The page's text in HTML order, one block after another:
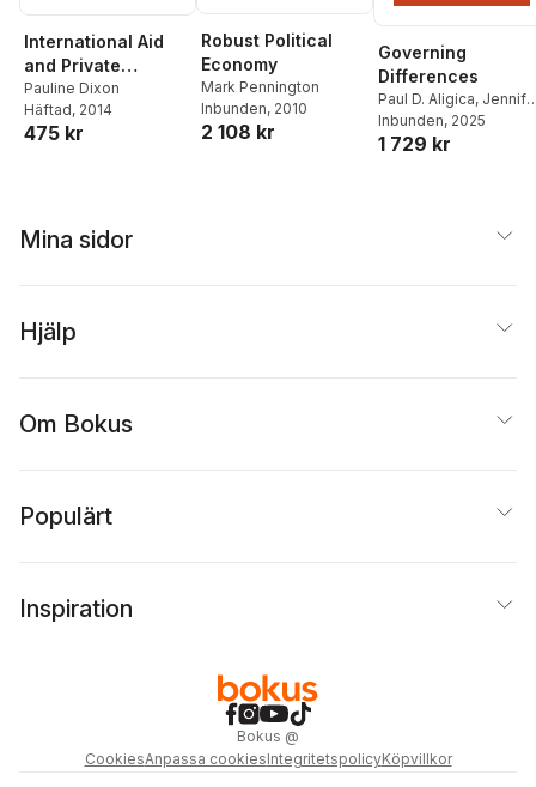
International Aid
and Private
Schools for the
Poor
Pauline Dixon
Häftad, 2014
475 kr
Robust Political
Economy
Mark Pennington
Inbunden, 2010
2 108 kr
Governing
Differences
Paul D. Aligica,
Brick Murtazashvili
Inbunden, 2025
1 729 kr
Mina sidor
Hjälp
Om Bokus
Populärt
Inspiration
Bokus @
CookiesAnpassa cookiesIntegritetspolicyKöpvillkor